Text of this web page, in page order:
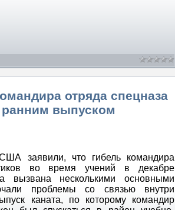
отряда спецназа
ранним выпуском
заявили, что гибель командира
во время учений в декабре
вызвана несколькими основными
проблемы со связью внутри
каната, по которому командир